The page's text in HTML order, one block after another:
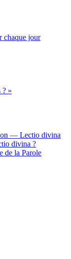
chaque jour
? »
— Lectio divina
divina ?
de la Parole